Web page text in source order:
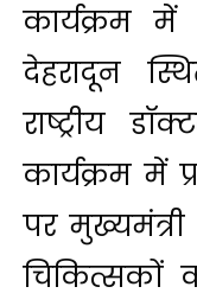
कार्यक्रम में
देहरादून
राष्ट्रीय
कार्यक्रम में
पर
चिकित्सकों